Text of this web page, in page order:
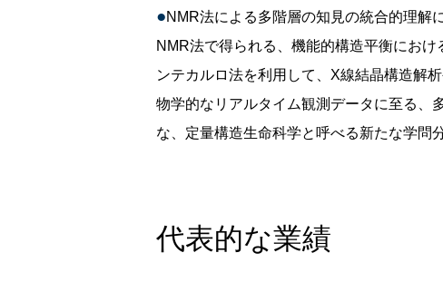
NMR法による多階層の知見の統合的理解
NMR法で得られる、機能的構造平衡にお
ンテカルロ法を利用して、X線結晶構造解
物学的なリアルタイム観測データに至る、
な、定量構造生命科学と呼べる新たな学問
代表的な業績